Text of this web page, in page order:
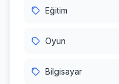
Eğitim
Oyun
Bilgisayar